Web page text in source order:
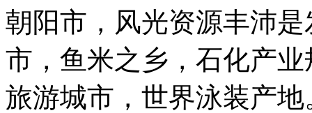
朝阳市，风光资源丰沛
市，鱼米之乡，石化产
旅游城市，世界泳装产